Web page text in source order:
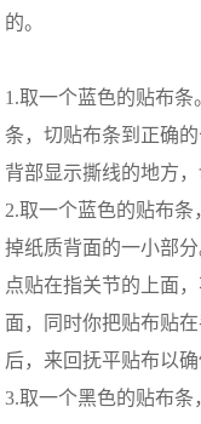
的。
1.取一个蓝色的贴布条
条，切贴布条到正确
背部显示撕线的地方，
2.取一个蓝色的贴布
掉纸质背面的一小部
点贴在指关节的上面
面，同时你把贴布贴
后，来回抚平贴布以
3.取一个黑色的贴布